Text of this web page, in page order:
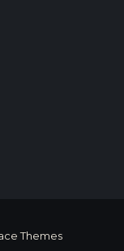
Themes